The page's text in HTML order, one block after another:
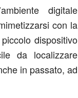
digitale
con la
dispositivo
da localizzare
in passato, ad